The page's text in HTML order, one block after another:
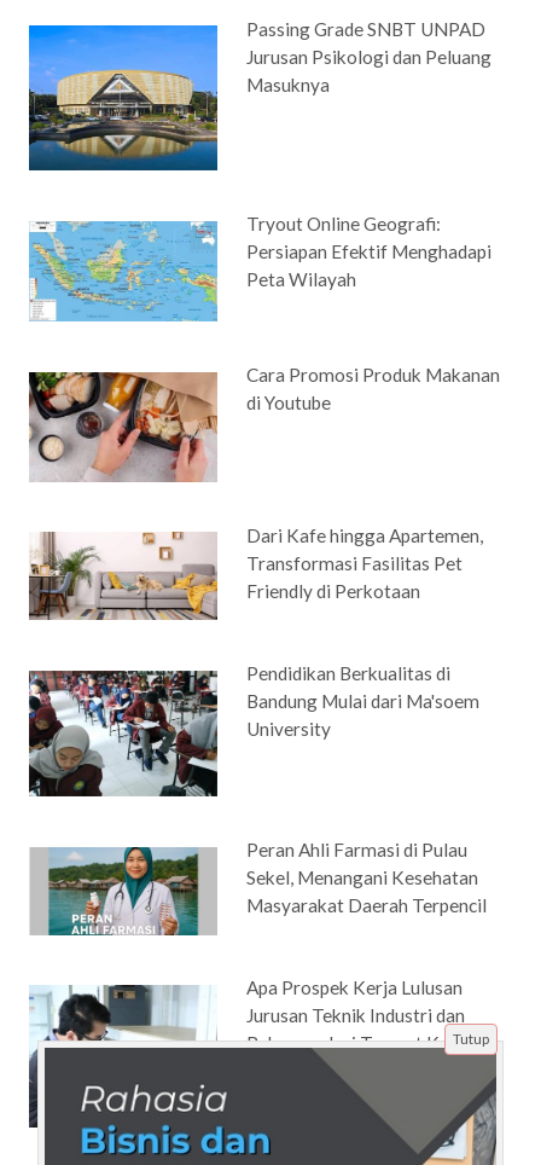
Passing Grade SNBT UNPAD
Jurusan Psikologi dan Peluang
Masuknya
Tryout Online Geografi:
Persiapan Efektif Menghadapi
Peta Wilayah
Cara Promosi Produk Makanan
di Youtube
Dari Kafe hingga Apartemen,
Transformasi Fasilitas Pet
Friendly di Perkotaan
Pendidikan Berkualitas di
Bandung Mulai dari Ma'soem
University
Peran Ahli Farmasi di Pulau
Sekel, Menangani Kesehatan
Masyarakat Daerah Terpencil
Apa Prospek Kerja Lulusan
Jurusan Teknik Industri dan
Rekomendasi Tempat Kuliah di
Tutup